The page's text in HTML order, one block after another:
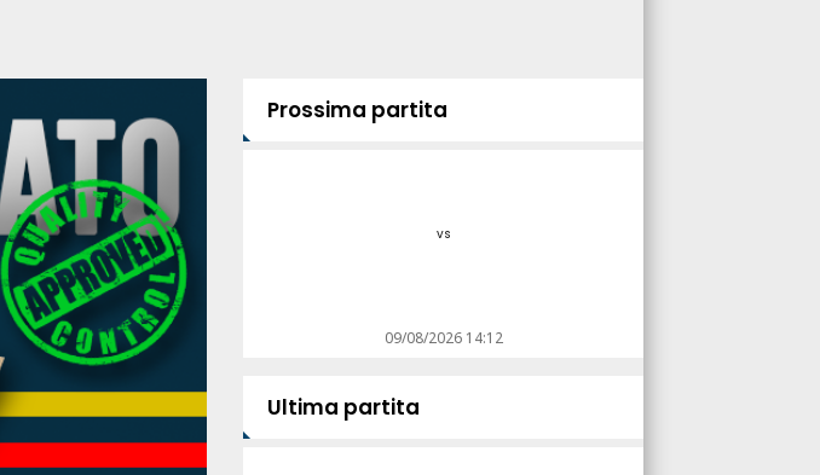
Prossima partita
vs
09/08/2026 14:12
Ultima partita